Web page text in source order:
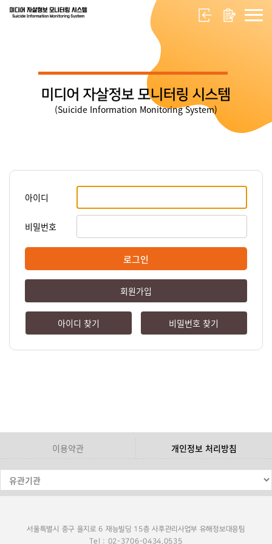
미디어 자살정보 모니터링 시스템
(Suicide Information Monitoring System)
아이디
비밀번호
로그인
회원가입
아이디 찾기 비밀번호 찾기
이용약관 개인정보 처리방침
서울특별시 중구 을지로 6 재능빌딩 15층 사후관리사업부 유해정보대응팀
Tel : 02-3706-0434,0535